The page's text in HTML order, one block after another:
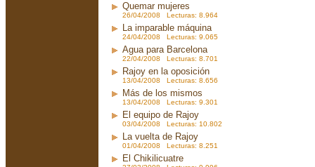
Quemar mujeres
26/04/2008 Lecturas: 8.964
La imparable máquina
24/04/2008 Lecturas: 9.065
Agua para Barcelona
22/04/2008 Lecturas: 8.701
Rajoy en la oposición
13/04/2008 Lecturas: 8.656
Más de los mismos
13/04/2008 Lecturas: 9.301
El equipo de Rajoy
03/04/2008 Lecturas: 10.802
La vuelta de Rajoy
01/04/2008 Lecturas: 8.251
El Chikilicuatre